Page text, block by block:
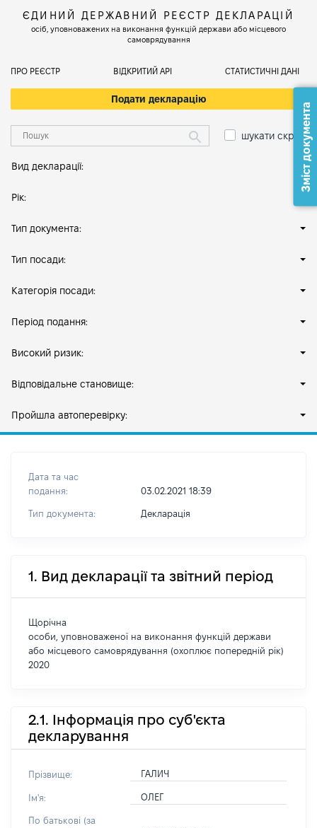
ЄДИНИЙ ДЕРЖАВНИЙ РЕЄСТР ДЕКЛАРАЦІЙ
осіб, уповноважених на виконання функцій держави або місцевого
самоврядування
ПРО РЕЄСТР ВІДКРИТИЙ АРІ СТАТИСТИЧНІ ДАНІ
Подати декларацію
шукати скрізь
Вид декларації:
Рік:
Тип документа:
Тип посади:
Категорія посади:
Період подання:
Високий ризик:
Відповідальне становище:
Пройшла автоперевірку:
Дата та час
подання:
03.02.2021 18:39
Тип документа: Декларація
1. Вид декларації та звітний період
Щорічна
особи, уповноваженої на виконання функцій держави
або місцевого самоврядування (охоплює попередній рік)
2020
2.1. Інформація про суб'єкта
декларування
Прізвище: ГАЛИЧ
Ім'я: ОЛЕГ
По батькові (за
Зміст документа